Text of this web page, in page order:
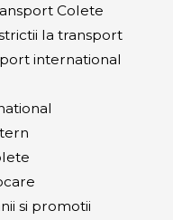
Colete
la transport
international
si promotii